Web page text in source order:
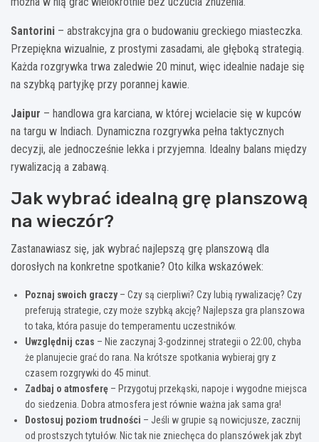
Santorini – abstrakcyjna gra o budowaniu greckiego miasteczka.
Przepiękna wizualnie, z prostymi zasadami, ale głęboką strategią.
Każda rozgrywka trwa zaledwie 20 minut, więc idealnie nadaje się
na szybką partyjkę przy porannej kawie.
Jaipur – handlowa gra karciana, w której wcielacie się w kupców
na targu w Indiach. Dynamiczna rozgrywka pełna taktycznych
decyzji, ale jednocześnie lekka i przyjemna. Idealny balans między
rywalizacją a zabawą.
Jak wybrać idealną grę planszową
na wieczór?
Zastanawiasz się, jak wybrać najlepszą grę planszową dla
dorosłych na konkretne spotkanie? Oto kilka wskazówek:
Poznaj swoich graczy– Czy są cierpliwi? Czy lubią rywalizację? Czy
preferują strategie, czy może szybką akcję? Najlepsza gra planszowa
to taka, która pasuje do temperamentu uczestników.
Uwzględnij czas – Nie zaczynaj 3-godzinnej strategii o 22:00, chyba
że planujecie grać do rana. Na krótsze spotkania wybieraj gry z
czasem rozgrywki do 45 minut.
Zadbaj o atmosferę – Przygotuj przekąski, napoje i wygodne miejsca
do siedzenia. Dobra atmosfera jest równie ważna jak sama gra!
Dostosuj poziom trudności – Jeśli w grupie są nowicjusze, zacznij
od prostszych tytułów. Nic tak nie zniechęca do planszówek jak zbyt